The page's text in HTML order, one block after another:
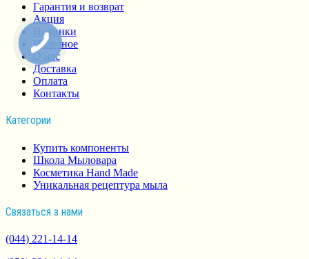
Гарантия и возврат
Акция
Новинки
Полезное
О нас
Доставка
Оплата
Контакты
Категории
Купить компоненты
Школа Мыловара
Косметика Hand Made
Уникальная рецептура мыла
Связаться з нами
(044) 221-14-14